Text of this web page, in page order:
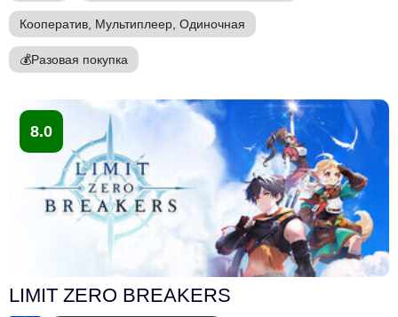
Кооператив, Мультиплеер, Одиночная
💰Разовая покупка
8.0
LIMIT ZERO BREAKERS